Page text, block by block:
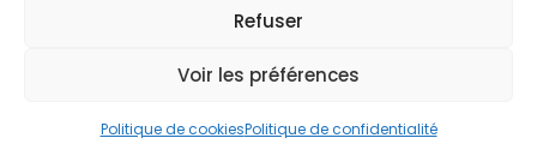
Refuser
Voir les préférences
Politique de cookiesPolitique de confidentialité